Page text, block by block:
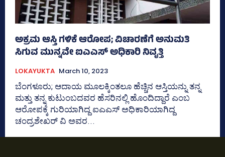
ಅಕ್ರಮ ಆಸ್ತಿ ಗಳಿಕೆ ಆರೋಪ; ವಿಚಾರಣೆಗೆ ಅನುಮತಿ
ಸಿಗುವ ಮುನ್ನವೇ ಐಎಎಸ್‌ ಅಧಿಕಾರಿ ನಿವೃತ್ತಿ
LOKAYUKTA March 10, 2023
ಬೆಂಗಳೂರು; ಆದಾಯ ಮೂಲಕ್ಕಿಂತಲೂ ಹೆಚ್ಚಿನ ಆಸ್ತಿಯನ್ನು ತನ್ನ
ಮತ್ತು ತನ್ನ ಕುಟುಂಬದವರ ಹೆಸರಿನಲ್ಲಿ ಹೊಂದಿದ್ದಾರೆ ಎಂಬ
ಆರೋಪಕ್ಕೆ ಗುರಿಯಾಗಿದ್ದ ಐಎಎಸ್‌ ಅಧಿಕಾರಿಯಾಗಿದ್ದ
ಚಂದ್ರಶೇಖರ್‌ ವಿ ಅವರ...